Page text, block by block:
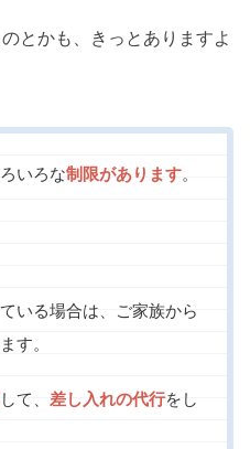
とかも、きっとありますよ
いろな制限があります。
いる場合は、ご家族から
す。
して、 差し入れの代行をし